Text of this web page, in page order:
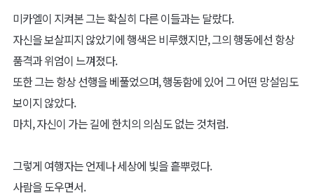
미카엘이 지켜본 그는 확실히 다른 이들과는 달랐다.
자신을 보살피지 않았기에 행색은 비루했지만, 그의 행동에선 항상
품격과 위엄이 느껴졌다.
또한 그는 항상 선행을 베풀었으며, 행동함에 있어 그 어떤 망설임도
보이지 않았다.
마치, 자신이 가는 길에 한치의 의심도 없는 것처럼.
그렇게 여행자는 언제나 세상에 빛을 흩뿌렸다.
사람을 도우면서.